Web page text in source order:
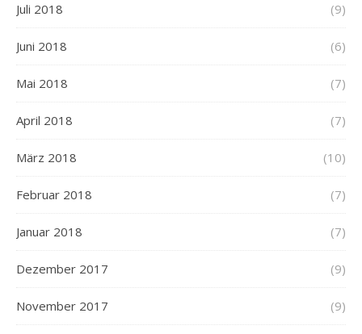
Juli 2018 (9)
Juni 2018 (6)
Mai 2018 (7)
April 2018 (7)
März 2018 (10)
Februar 2018 (7)
Januar 2018 (7)
Dezember 2017 (9)
November 2017 (9)